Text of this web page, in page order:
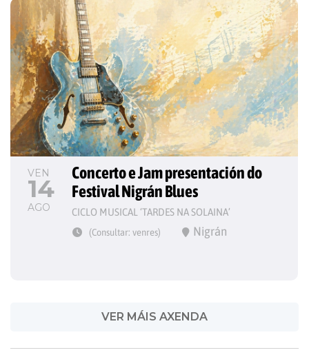
VEN
14
AGO
Concerto e Jam presentación do
Festival Nigrán Blues
CICLO MUSICAL ‘TARDES NA SOLAINA’
(Consultar: venres) Nigrán
VER MÁIS AXENDA